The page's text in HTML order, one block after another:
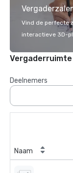
Vind de perfecte
interactieve 3D-
Vergaderruimte
Deelnemers
Naam